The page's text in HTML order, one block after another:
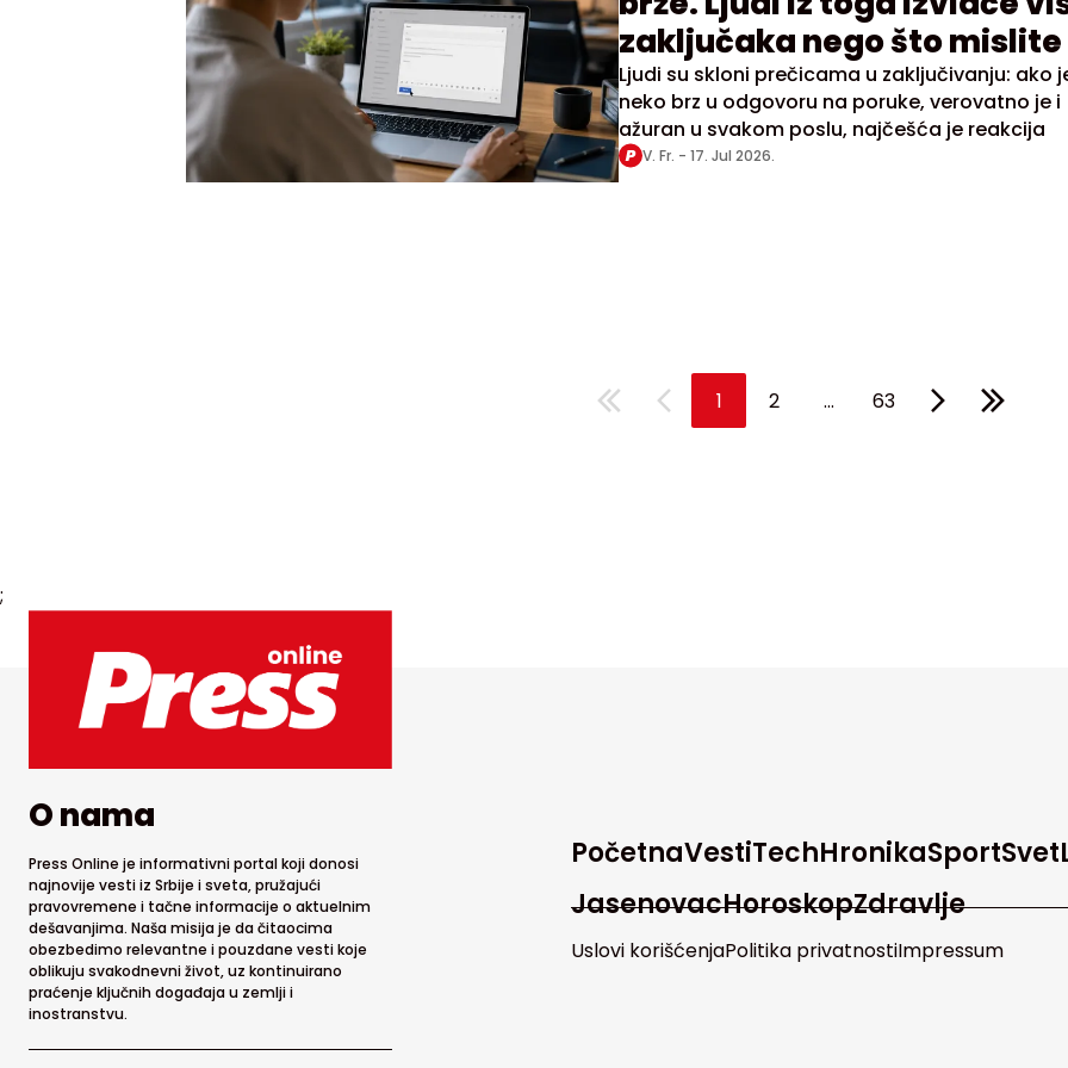
zaključaka nego što mislite
Ljudi su skloni prečicama u zaključivanju: ako
neko brz u odgovoru na poruke, verovatno je i
ažuran u svakom poslu, najčešća je reakcija
V. Fr. - 17. Jul 2026.
1 2 ... 63
;
O nama
Press Online je informativni portal koji donosi
najnovije vesti iz Srbije i sveta, pružajući
pravovremene i tačne informacije o aktuelnim
dešavanjima. Naša misija je da čitaocima
obezbedimo relevantne i pouzdane vesti koje
oblikuju svakodnevni život, uz kontinuirano
praćenje ključnih događaja u zemlji i
inostranstvu.
PočetnaVestiTechHronikaSportSvet
JasenovacHoroskopZdravlje
Uslovi korišćenjaPolitika privatnostiImpressum